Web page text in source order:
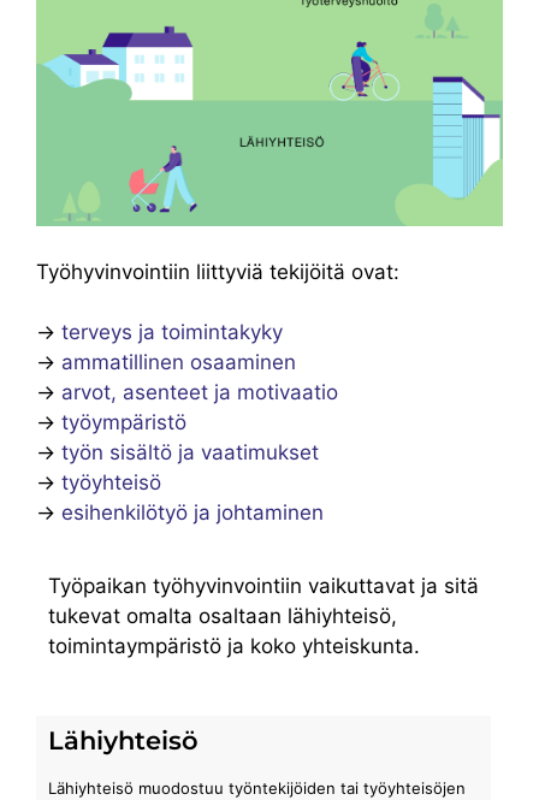
Työhyvinvointiin liittyviä tekijöitä ovat:
→ terveys ja toimintakyky
→ ammatillinen osaaminen
→ arvot, asenteet ja motivaatio
→ työympäristö
→ työn sisältö ja vaatimukset
→ työyhteisö
→ esihenkilötyö ja johtaminen
Työpaikan työhyvinvointiin vaikuttavat ja sitä
tukevat omalta osaltaan lähiyhteisö,
toimintaympäristö ja koko yhteiskunta.
Lähiyhteisö
Lähiyhteisö muodostuu työntekijöiden tai työyhteisöjen